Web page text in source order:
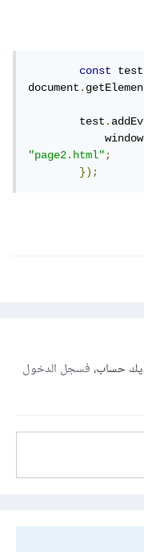
const
document.
        test
.
"page2.html";
});
حساب،فسجل الدخول